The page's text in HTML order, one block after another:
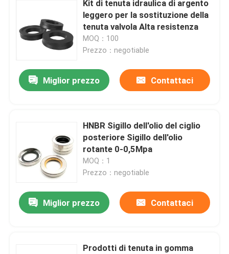
Kit di tenuta idraulica di argento
leggero per la sostituzione della
tenuta valvola Alta resistenza
MOQ：100
Prezzo：negotiable
Miglior prezzo Contattaci
HNBR Sigillo dell'olio del ciglio
posteriore Sigillo dell'olio
rotante 0-0,5Mpa
MOQ：1
Prezzo：negotiable
Miglior prezzo Contattaci
Prodotti di tenuta in gomma